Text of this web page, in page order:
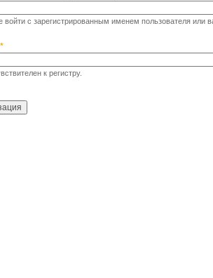
войти с зарегистрированным именем пользователя или
*
к регистру.